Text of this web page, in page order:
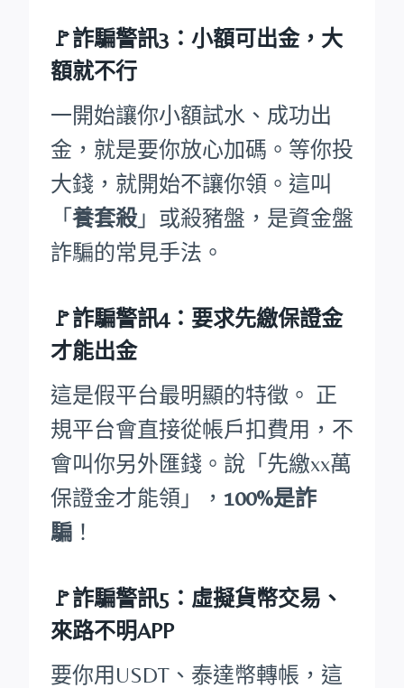
🚩詐騙警訊3：小額可出金，大
額就不行
一開始讓你小額試水、成功出
金，就是要你放心加碼。等你投
大錢，就開始不讓你領。這叫
「 養套殺」或殺豬盤，是資金盤
詐騙的常見手法。
🚩詐騙警訊4：要求先繳保證金
才能出金
這是假平台最明顯的特徵。 正
規平台會直接從帳戶扣費用，不
會叫你另外匯錢。說「先繳xx萬
保證金才能領」， 100%是詐
騙 ！
🚩詐騙警訊5：虛擬貨幣交易、
來路不明APP
要你用USDT、泰達幣轉帳，這